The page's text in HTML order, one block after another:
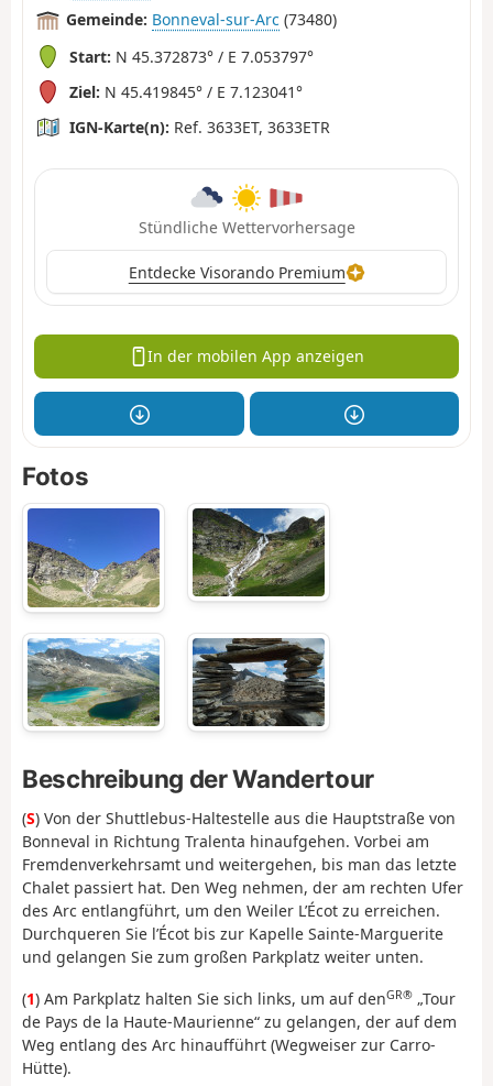
Gemeinde: Bonneval-sur-Arc (73480)
Start: N 45.372873° / E 7.053797°
Ziel: N 45.419845° / E 7.123041°
IGN-Karte(n): Ref. 3633ET, 3633ETR
Stündliche Wettervorhersage
Entdecke Visorando Premium
In der mobilen App anzeigen
Fotos
Beschreibung der Wandertour
(S) Von der Shuttlebus-Haltestelle aus die Hauptstraße von
Bonneval in Richtung Tralenta hinaufgehen. Vorbei am
Fremdenverkehrsamt und weitergehen, bis man das letzte
Chalet passiert hat. Den Weg nehmen, der am rechten Ufer
des Arc entlangführt, um den Weiler L’Écot zu erreichen.
Durchqueren Sie l’Écot bis zur Kapelle Sainte-Marguerite
und gelangen Sie zum großen Parkplatz weiter unten.
(1) Am Parkplatz halten Sie sich links, um auf denGR® „Tour
de Pays de la Haute-Maurienne“ zu gelangen, der auf dem
Weg entlang des Arc hinaufführt (Wegweiser zur Carro-
Hütte).